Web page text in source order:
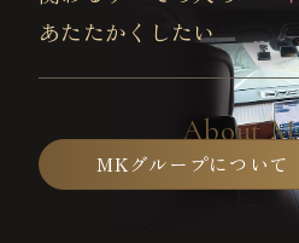
あたたかくしたい
MKグループについて